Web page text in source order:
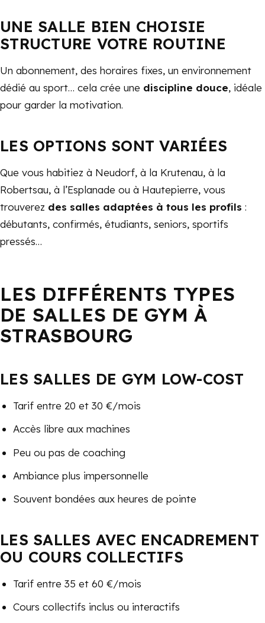
UNE SALLE BIEN CHOISIE
STRUCTURE VOTRE ROUTINE
Un abonnement, des horaires fixes, un environnement
dédié au sport… cela crée une discipline douce, idéale
pour garder la motivation.
LES OPTIONS SONT VARIÉES
Que vous habitiez à Neudorf, à la Krutenau, à la
Robertsau, à l’Esplanade ou à Hautepierre, vous
trouverez des salles adaptées à tous les profils :
débutants, confirmés, étudiants, seniors, sportifs
pressés…
LES DIFFÉRENTS TYPES
DE SALLES DE GYM À
STRASBOURG
LES SALLES DE GYM LOW-COST
Tarif entre 20 et 30 €/mois
Accès libre aux machines
Peu ou pas de coaching
Ambiance plus impersonnelle
Souvent bondées aux heures de pointe
LES SALLES AVEC ENCADREMENT
OU COURS COLLECTIFS
Tarif entre 35 et 60 €/mois
Cours collectifs inclus ou interactifs